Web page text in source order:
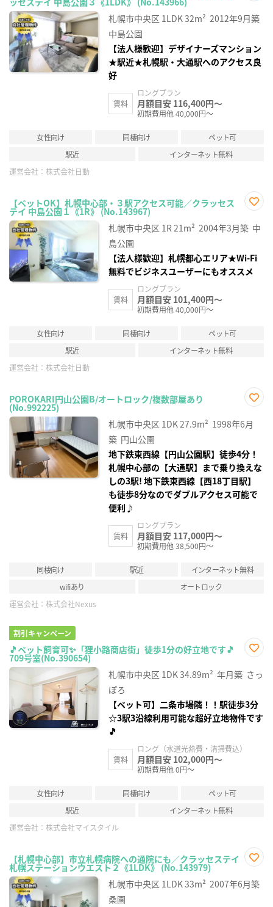
に入
り登
札幌市中央区 1LDK32m² 2012年9月築
中島公園
【法人様歓迎】デザイナーズマンション
★駅近★札幌駅・大通駅へのアクセス良
好
賃料
ロングプラン
月額目安 116,400円～
初期費用他 40,000円～
女性向け 同棲向け
ペット可
駅近
インターネット無料
運営会社： 株式会社日動
【ペットOK】札幌中心部・３駅アクセス可能／クラッセス
テイ 中島公園１《1R》 (No.143967)
に入
り登
札幌市中央区 1R21m² 2004年3月築 中
島公園
【法人様歓迎】札幌都心エリア★Wi-Fi
無料でビジネスユーザーにもオススメ
賃料
ロングプラン
月額目安 101,400円～
初期費用他 40,000円～
女性向け 同棲向け
ペット可
駅近
インターネット無料
運営会社： 株式会社日動
POROKARI円山公園B/オートロック/複数部屋あり
(No.992225)
に入
り登
札幌市中央区 1DK27.9m² 1998年6月
築 円山公園
地下鉄東西線【円山公園駅】徒歩4分！
札幌中心部の【大通駅】まで乗り換えな
しの3駅! 地下鉄東西線【西18丁目駅】
も徒歩8分なのでダブルアクセス可能で
便利♪
賃料
ロングプラン
月額目安 117,000円～
初期費用他 38,500円～
同棲向け 駅近
インターネット無料
wifiあり
オートロック
運営会社： 株式会社Nexus
割引キャンペーン
🎵ペット飼育可✨「狸小路商店街」徒歩1分の好立地です🎵
709号室(No.390654)
に入
り登
札幌市中央区 1DK34.89m² 年月築 さっ
ぽろ
【ペット可】二条市場隣！！駅徒歩3分
☆3駅3沿線利用可能な超好立地物件です
🎵
賃料
ロング（水道光熱費・清掃費込）
月額目安 102,000円～
初期費用他 0円～
女性向け 同棲向け
ペット可
駅近
インターネット無料
運営会社： 株式会社マイスタイル
【札幌中心部】市立札幌病院への通院にも／クラッセステイ
札幌ステーションウエスト２《1LDK》 (No.143979)
に入
り登
札幌市中央区 1LDK33m² 2007年6月築
桑園